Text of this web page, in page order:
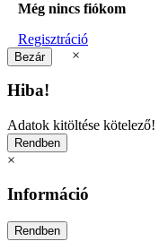
Még nincs fiókom
Regisztráció
×
Hiba!
Adatok kitöltése kötelező!
×
Információ